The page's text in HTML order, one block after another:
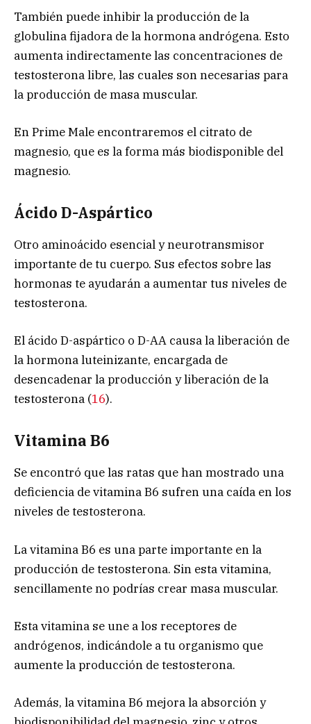
También puede inhibir la producción de la
globulina fijadora de la hormona andrógena. Esto
aumenta indirectamente las concentraciones de
testosterona libre, las cuales son necesarias para
la producción de masa muscular.
En Prime Male encontraremos el citrato de
magnesio, que es la forma más biodisponible del
magnesio.
Ácido D-Aspártico
Otro aminoácido esencial y neurotransmisor
importante de tu cuerpo. Sus efectos sobre las
hormonas te ayudarán a aumentar tus niveles de
testosterona.
El ácido D-aspártico o D-AA causa la liberación de
la hormona luteinizante, encargada de
desencadenar la producción y liberación de la
testosterona (16).
Vitamina B6
Se encontró que las ratas que han mostrado una
deficiencia de vitamina B6 sufren una caída en los
niveles de testosterona.
La vitamina B6 es una parte importante en la
producción de testosterona. Sin esta vitamina,
sencillamente no podrías crear masa muscular.
Esta vitamina se une a los receptores de
andrógenos, indicándole a tu organismo que
aumente la producción de testosterona.
Además, la vitamina B6 mejora la absorción y